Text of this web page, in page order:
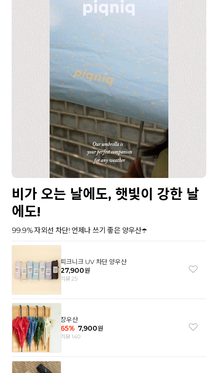
비가 오는 날에도, 햇빛이 강한 날
에도!
99.9% 자외선 차단! 언제나 쓰기 좋은 양우산☂️
피크니크 UV 차단 양우산
27,900원
리뷰 25
장우산
65% 7,900원
리뷰 140